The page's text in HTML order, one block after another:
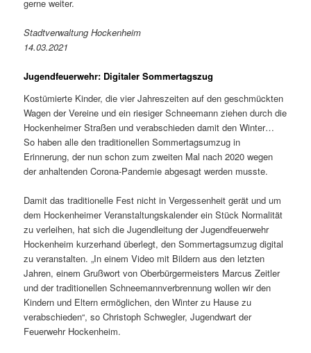
gerne weiter.
Stadtverwaltung Hockenheim
14.03.2021
Jugendfeuerwehr: Digitaler Sommertagszug
Kostümierte Kinder, die vier Jahreszeiten auf den geschmückten
Wagen der Vereine und ein riesiger Schneemann ziehen durch die
Hockenheimer Straßen und verabschieden damit den Winter…
So haben alle den traditionellen Sommertagsumzug in
Erinnerung, der nun schon zum zweiten Mal nach 2020 wegen
der anhaltenden Corona-Pandemie abgesagt werden musste.
Damit das traditionelle Fest nicht in Vergessenheit gerät und um
dem Hockenheimer Veranstaltungskalender ein Stück Normalität
zu verleihen, hat sich die Jugendleitung der Jugendfeuerwehr
Hockenheim kurzerhand überlegt, den Sommertagsumzug digital
zu veranstalten. „In einem Video mit Bildern aus den letzten
Jahren, einem Grußwort von Oberbürgermeisters Marcus Zeitler
und der traditionellen Schneemannverbrennung wollen wir den
Kindern und Eltern ermöglichen, den Winter zu Hause zu
verabschieden“, so Christoph Schwegler, Jugendwart der
Feuerwehr Hockenheim.